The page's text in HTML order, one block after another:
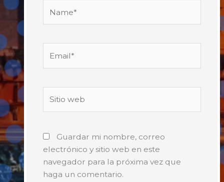
web
Guardar mi nombre, correo
electrónico y sitio web en este
navegador para la próxima vez que
haga un comentario.